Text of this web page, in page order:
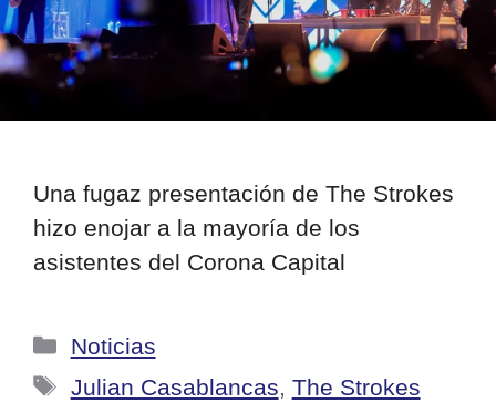
Una fugaz presentación de The Strokes
hizo enojar a la mayoría de los
asistentes del Corona Capital
Categorías
Noticias
Etiquetas
Julian Casablancas, The Strokes